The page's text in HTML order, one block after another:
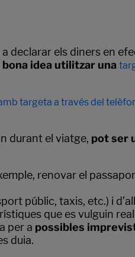
declarar els diners en
bona idea utilitzar una
targeta a través del
durant el viatge, pot ser
renovar el
públic, taxis, etc.) i
que es vulguin
per a possibles
duia.